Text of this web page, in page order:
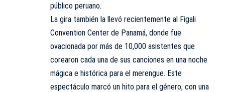
público peruano.
La gira también la llevó recientemente al Figali
Convention Center de Panamá, donde fue
ovacionada por más de 10,000 asistentes que
corearon cada una de sus canciones en una noche
mágica e histórica para el merengue. Este
espectáculo marcó un hito para el género, con una